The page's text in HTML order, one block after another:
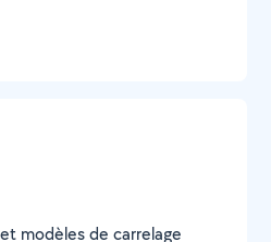
modèles de carrelage